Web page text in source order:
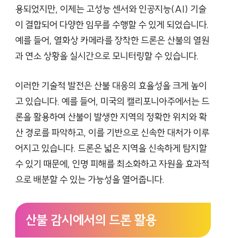
용되었지만, 이제는 고성능 센서와 인공지능(AI) 기술
이 결합되어 다양한 임무를 수행할 수 있게 되었습니다.
예를 들어, 열화상 카메라를 장착한 드론은 산불의 열원
과 연소 상황을 실시간으로 모니터링할 수 있습니다.
이러한 기술적 발전은 산불 대응의 효율성을 크게 높이
고 있습니다. 예를 들어, 미국의 캘리포니아주에서는 드
론을 활용하여 산불이 발생한 지역의 정확한 위치와 확
산 경로를 파악하고, 이를 기반으로 신속한 대처가 이루
어지고 있습니다. 드론은 넓은 지역을 신속하게 탐지할
수 있기 때문에, 인명 피해를 최소화하고 자원을 효과적
으로 배분할 수 있는 가능성을 열어줍니다.
산불 감시에서의 드론 활용